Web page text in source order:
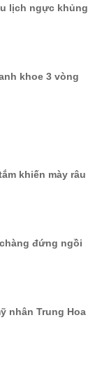
lịch ngực khủng
khoe 3 vòng
khiến mày râu
đứng ngồi
nhân Trung Hoa